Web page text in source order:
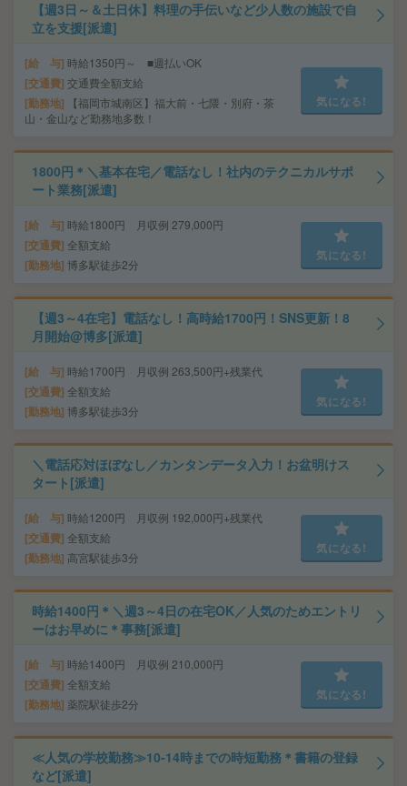
【週3日～＆土日休】料理の手伝いなど少人数の施設で自
立を支援[派遣]
給 与 時給1350円～ ■週払いOK
交通費 交通費全額支給
勤務地
【福岡市城南区】福大前・七隈・別府・茶
山・金山など勤務地多数！
気になる!
1800円＊＼基本在宅／電話なし！社内のテクニカルサポ
ート業務[派遣]
給 与 時給1800円 月収例 279,000円
交通費 全額支給
勤務地 博多駅徒歩2分
気になる!
【週3～4在宅】電話なし！高時給1700円！SNS更新！8
月開始@博多[派遣]
給 与 時給1700円 月収例 263,500円+残業代
交通費 全額支給
勤務地 博多駅徒歩3分
気になる!
＼電話応対ほぼなし／カンタンデータ入力！お盆明けス
タート[派遣]
給 与 時給1200円 月収例 192,000円+残業代
交通費 全額支給
勤務地 高宮駅徒歩3分
気になる!
時給1400円＊＼週3～4日の在宅OK／人気のためエントリ
ーはお早めに＊事務[派遣]
給 与 時給1400円 月収例 210,000円
交通費 全額支給
勤務地 薬院駅徒歩2分
気になる!
≪人気の学校勤務≫10-14時までの時短勤務＊書籍の登録
など[派遣]